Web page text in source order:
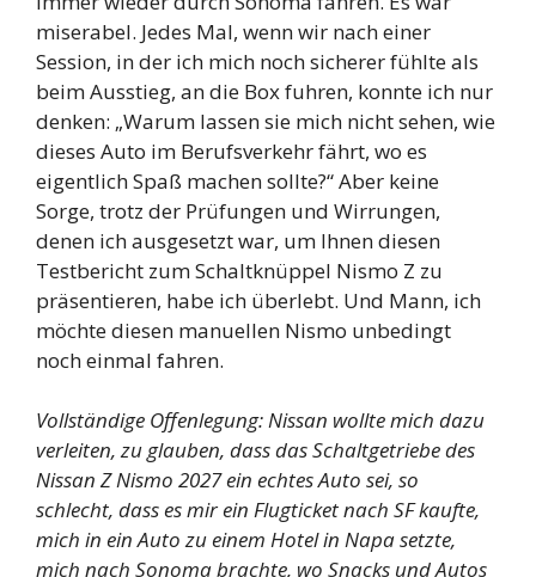
miserabel. Jedes Mal, wenn wir nach einer
Session, in der ich mich noch sicherer fühlte als
beim Ausstieg, an die Box fuhren, konnte ich nur
denken: „Warum lassen sie mich nicht sehen, wie
dieses Auto im Berufsverkehr fährt, wo es
eigentlich Spaß machen sollte?“ Aber keine
Sorge, trotz der Prüfungen und Wirrungen,
denen ich ausgesetzt war, um Ihnen diesen
Testbericht zum Schaltknüppel Nismo Z zu
präsentieren, habe ich überlebt. Und Mann, ich
möchte diesen manuellen Nismo unbedingt
noch einmal fahren.
Vollständige Offenlegung: Nissan wollte mich dazu
verleiten, zu glauben, dass das Schaltgetriebe des
Nissan Z Nismo 2027 ein echtes Auto sei, so
schlecht, dass es mir ein Flugticket nach SF kaufte,
mich in ein Auto zu einem Hotel in Napa setzte,
mich nach Sonoma brachte, wo Snacks und Autos